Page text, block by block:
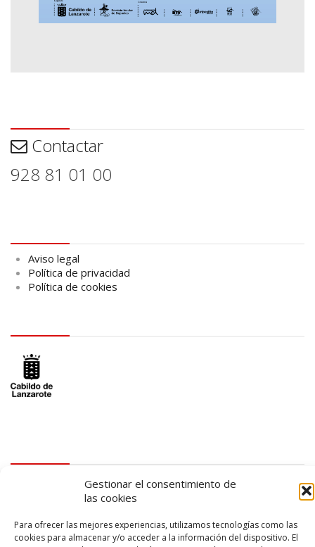
Gestionar el consentimiento de
las cookies
Para ofrecer las mejores experiencias, utilizamos tecnologías como las
cookies para almacenar y/o acceder a la información del dispositivo. El
Contactar
928 81 01 00
Aviso legal
Política de privacidad
Política de cookies